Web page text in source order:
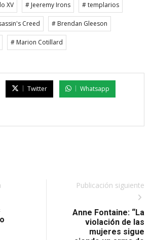
XV # Jeeremy Irons # templarios
Creed # Brendan Gleeson
# Marion Cotillard
Twitter Whatsapp
Publicación siguiente
Anne Fontaine: “La
violación de las
mujeres sigue